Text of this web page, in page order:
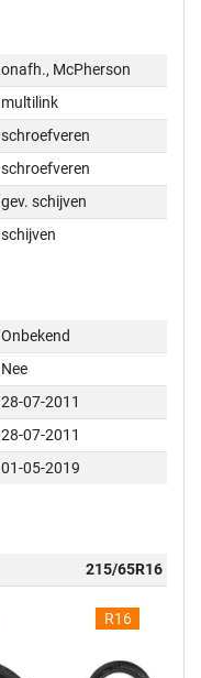
onafh., McPherson
multilink
schroefveren
schroefveren
gev. schijven
schijven
Onbekend
Nee
28-07-2011
28-07-2011
01-05-2019
215/65R16
R16